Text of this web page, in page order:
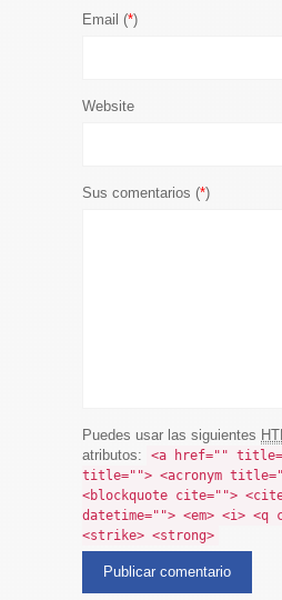
Email (*)
Website
Sus comentarios (*)
Puedes usar las siguientes
atributos:
<a href=""
title=""> <acronym
<blockquote cite="">
datetime=""> <em> <i> <q
<strike> <strong>